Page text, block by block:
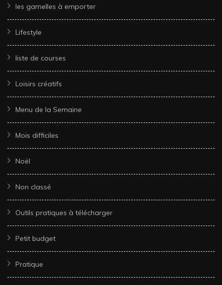
les gamelles à emporter
Lifestyle
liste de courses
Loisirs créatifs
Menu de la Semaine
Mois difficiles
Noël
Non classé
Outils pratiques à télécharger
Petit budget
Pratique